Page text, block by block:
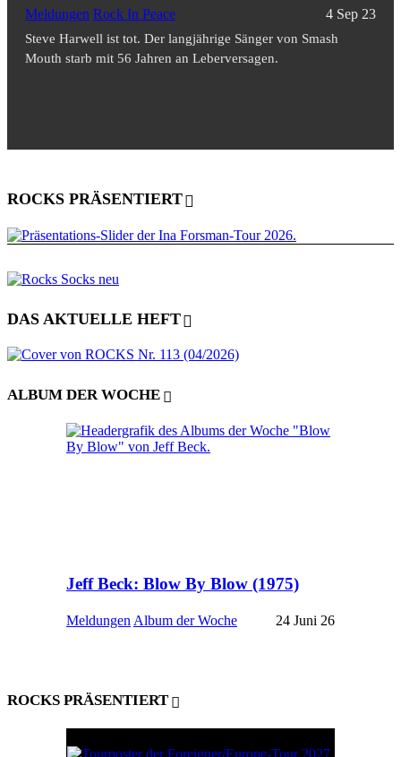
Meldungen Rock In Peace 4 Sep 23
Steve Harwell ist tot. Der langjährige Sänger von Smash
Mouth starb mit 56 Jahren an Leberversagen.
ROCKS PRÄSENTIERT
DAS AKTUELLE HEFT
ALBUM DER WOCHE
Jeff Beck: Blow By Blow (1975)
Meldungen Album der Woche 24 Juni 26
ROCKS PRÄSENTIERT